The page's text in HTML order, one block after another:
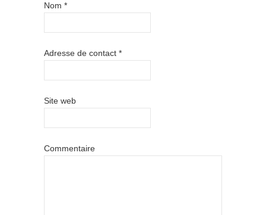
Nom *
Adresse de contact *
Site web
Commentaire